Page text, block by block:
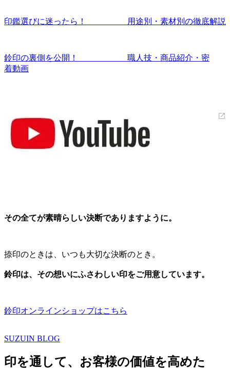
印鑑選びに迷ったら！ 用途別・素材別の徹底解説
鈴印の裏側を公開！ 職人技・商品紹介・密
着動画
その全てが素晴らしい決断でありますように。
捺印のときは、いつも大切な決断のとき。
鈴印は、その想いにふさわしい印をご用意しています。
鈴印オンラインショップはこちら
SUZUIN BLOG
印を通して、お客様の価値を高めた